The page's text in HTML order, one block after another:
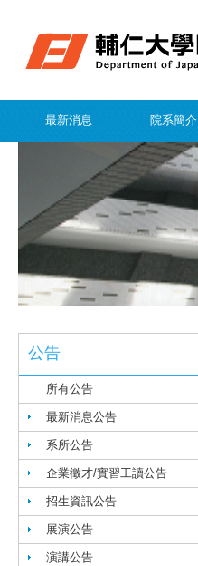
最新消息 院系簡介
公告
所有公告
最新消息公告
系所公告
企業徵才/實習工讀公告
招生資訊公告
展演公告
演講公告